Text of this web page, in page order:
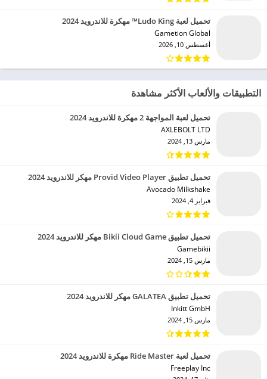
تحميل لعبة Ludo King™ مهكرة للاندرويد 2024
Gametion Global‏
أغسطس 10, 2026
التطبيقات والألعاب الأكثر مشاهدة
تحميل لعبة المواجهة 2 مهكرة للاندرويد 2024
AXLEBOLT LTD‏
مارس 13, 2024
تحميل تطبيق Provid Video Player مهكر للاندرويد 2024
Avocado Milkshake‏
فبراير 4, 2024
تحميل تطبيق Bikii Cloud Game مهكر للاندرويد 2024
Gamebikii‏
مارس 15, 2024
تحميل تطبيق GALATEA مهكر للاندرويد 2024
Inkitt GmbH‏
مارس 15, 2024
تحميل لعبة Ride Master مهكرة للاندرويد 2024
Freeplay Inc‏